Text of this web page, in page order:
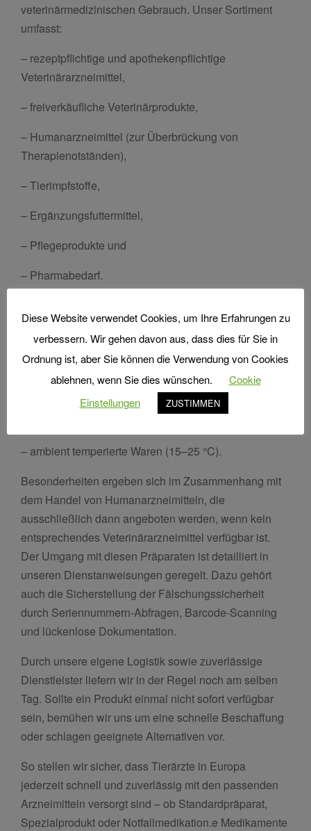
veterinärmedizinischen Gebrauch. Unser Sortiment
umfasst:
– rezeptpflichtige und apothekenpflichtige
Veterinärarzneimittel,
– freiverkäufliche Veterinärprodukte,
– Humanarzneimittel (zur Überbrückung von
Therapienotständen),
– Tierimpfstoffe,
– Ergänzungsfuttermittel,
– Pflegeprodukte und
– Pharmabedarf.
GDP-konforme Lagerung und den Transport nach
unterschiedlichen Temperaturvorgaben:
– kühlkettenpflichtige Waren (2–8 °C, ohne
Unterbrechung),
– ambient temperierte Waren (15–25 °C).
Besonderheiten ergeben sich im Zusammenhang mit
dem Handel von Humanarzneimitteln, die
ausschließlich dann angeboten werden, wenn kein
entsprechendes Veterinärarzneimittel verfügbar ist.
Der Umgang mit diesen Präparaten ist detailliert in
unseren Dienstanweisungen geregelt. Dazu gehört
auch die Sicherstellung der Fälschungssicherheit
durch Seriennummern-Abfragen, Barcode-Scanning
und lückenlose Dokumentation.
Durch unsere eigene Logistik sowie zuverlässige
Dienstleister liefern wir in der Regel noch am selben
Tag. Sollte ein Produkt einmal nicht sofort verfügbar
sein, bemühen wir uns um eine schnelle Beschaffung
oder schlagen geeignete Alternativen vor.
So stellen wir sicher, dass Tierärzte in Europa
jederzeit schnell und zuverlässig mit den passenden
Arzneimitteln versorgt sind – ob Standardpräparat,
Spezialprodukt oder Notfallmedikation.e Medikamente
Diese Website verwendet Cookies, um Ihre Erfahrungen zu
verbessern. Wir gehen davon aus, dass dies für Sie in
Ordnung ist, aber Sie können die Verwendung von Cookies
ablehnen, wenn Sie dies wünschen.
Cookie
Einstellungen
ZUSTIMMEN